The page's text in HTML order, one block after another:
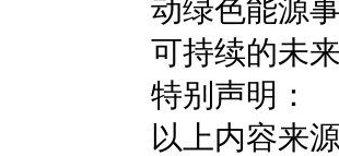
动绿色能源
可持续的未
特别声明：
以上内容来